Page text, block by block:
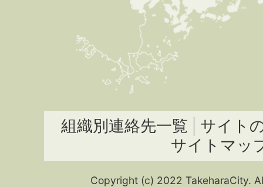
組織別連絡先一覧
サイト
サイトマッ
Copyright (c) 2022 TakeharaCity.